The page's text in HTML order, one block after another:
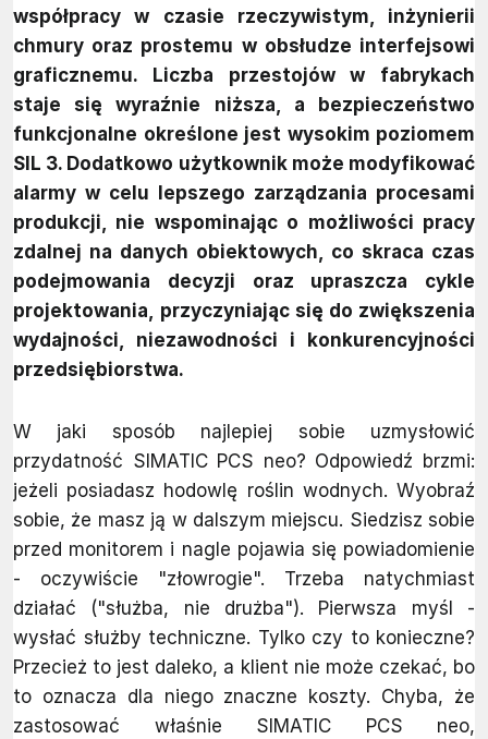
współpracy w czasie rzeczywistym, inżynierii
chmury oraz prostemu w obsłudze interfejsowi
graficznemu. Liczba przestojów w fabrykach
staje się wyraźnie niższa, a bezpieczeństwo
funkcjonalne określone jest wysokim poziomem
SIL 3. Dodatkowo użytkownik może modyfikować
alarmy w celu lepszego zarządzania procesami
produkcji, nie wspominając o możliwości pracy
zdalnej na danych obiektowych, co skraca czas
podejmowania decyzji oraz upraszcza cykle
projektowania, przyczyniając się do zwiększenia
wydajności, niezawodności i konkurencyjności
przedsiębiorstwa.
W jaki sposób najlepiej sobie uzmysłowić
przydatność SIMATIC PCS neo? Odpowiedź brzmi:
jeżeli posiadasz hodowlę roślin wodnych. Wyobraź
sobie, że masz ją w dalszym miejscu. Siedzisz sobie
przed monitorem i nagle pojawia się powiadomienie
- oczywiście "złowrogie". Trzeba natychmiast
działać ("służba, nie drużba"). Pierwsza myśl -
wysłać służby techniczne. Tylko czy to konieczne?
Przecież to jest daleko, a klient nie może czekać, bo
to oznacza dla niego znaczne koszty. Chyba, że
zastosować właśnie SIMATIC PCS neo,